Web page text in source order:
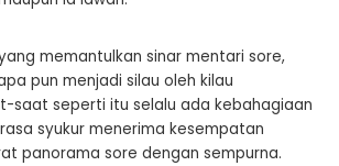
memantulkan sinar mentari sore,
pun menjadi silau oleh kilau
saat seperti itu selalu ada kebahagiaan
syukur menerima kesempatan
panorama sore dengan sempurna.